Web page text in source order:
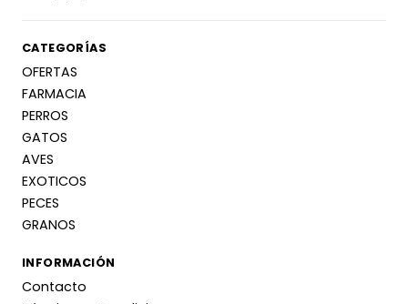
CATEGORÍAS
OFERTAS
FARMACIA
PERROS
GATOS
AVES
EXOTICOS
PECES
GRANOS
INFORMACIÓN
Contacto